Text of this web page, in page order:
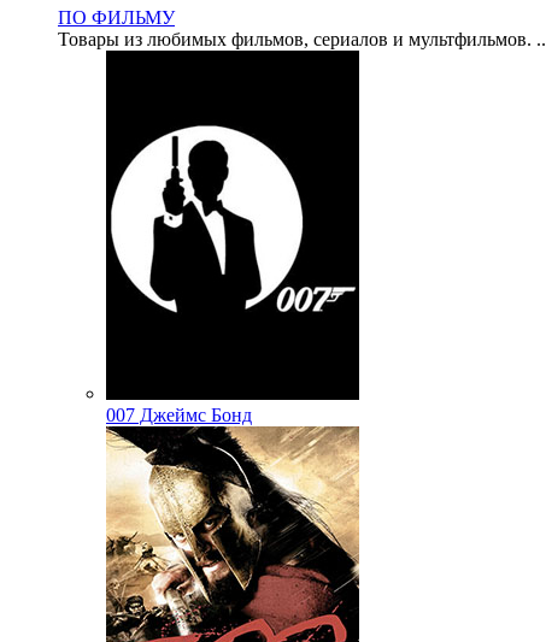
ПО ФИЛЬМУ
Товары из любимых фильмов, сериалов и мультфильмов. ..
007 Джеймс Бонд